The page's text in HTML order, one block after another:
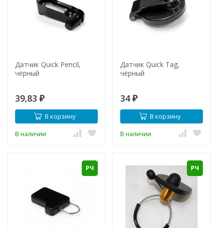
Датчик Quick Pencil,
чёрный
39,83 ₽
В корзину
В наличии
Датчик Quick Tag,
чёрный
34 ₽
В корзину
В наличии
РЧ РЧ